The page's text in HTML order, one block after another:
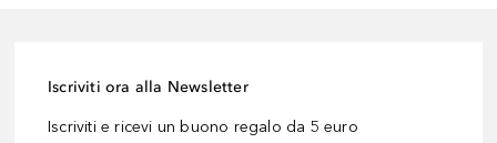
Iscriviti ora alla Newsletter
Iscriviti e ricevi un buono regalo da 5 euro